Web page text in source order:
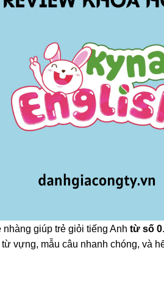
nhàng giúp trẻ giỏi tiếng Anh từ số 0
vựng, mẫu câu nhanh chóng, và